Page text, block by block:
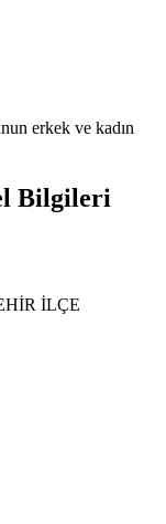
erkek ve kadın
Bilgileri
İLÇE